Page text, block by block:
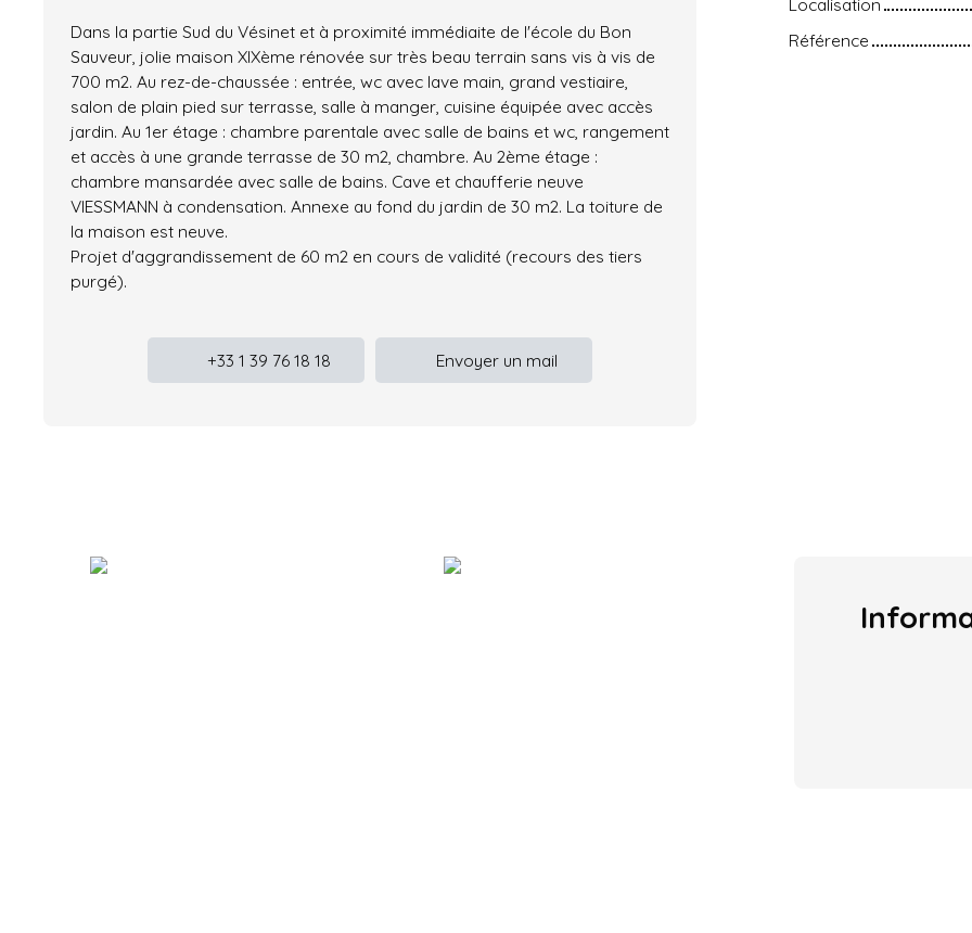
Dans la partie Sud du Vésinet et à proximité immédiaite de l'école du Bon
Sauveur, jolie maison XIXème rénovée sur très beau terrain sans vis à vis de
700 m2. Au rez-de-chaussée : entrée, wc avec lave main, grand vestiaire,
salon de plain pied sur terrasse, salle à manger, cuisine équipée avec accès
jardin. Au 1er étage : chambre parentale avec salle de bains et wc, rangement
et accès à une grande terrasse de 30 m2, chambre. Au 2ème étage :
chambre mansardée avec salle de bains. Cave et chaufferie neuve
VIESSMANN à condensation. Annexe au fond du jardin de 30 m2. La toiture de
la maison est neuve.
Projet d'aggrandissement de 60 m2 en cours de validité (recours des tiers
purgé).
+33 1 39 76 18 18 Envoyer un mail
Localisation
Référence